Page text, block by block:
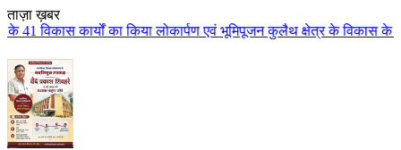
ताज़ा ख़बर
लोकार्पण एवं भूमिपूजन कुलैथ क्षेत्र के विकास के लिये की बड़ी-बड़ी